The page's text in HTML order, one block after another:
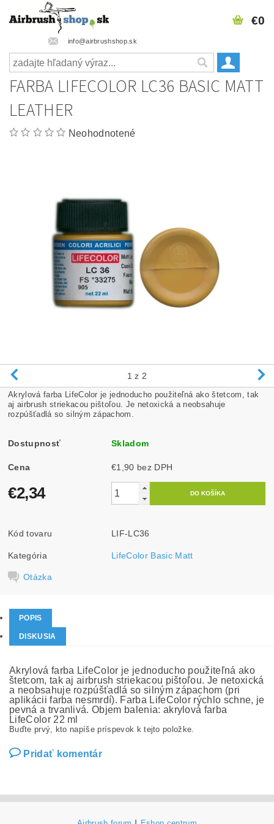
info@airbrushshop.sk
€0
FARBA LIFECOLOR LC36 BASIC MATT
LEATHER
Neohodnotené
1 z 2
Akrylová farba LifeColor je jednoducho použiteľná ako štetcom, tak
aj airbrush striekacou pištoľou. Je netoxická a neobsahuje
rozpúšťadlá so silným zápachom.
Dostupnosť Skladom
Cena €1,90 bez DPH
€2,34
Kód tovaru LIF-LC36
Kategória LifeColor Basic Matt
Otázka
POPIS
DISKUSIA
Akrylová farba LifeColor je jednoducho použiteľná ako
štetcom, tak aj airbrush striekacou pištoľou. Je netoxická
a neobsahuje rozpúšťadlá so silným zápachom (pri
aplikácii farba nesmrdí). Farba LifeColor rýchlo schne, je
pevná a trvanlivá. Objem balenia: akrylová farba
LifeColor 22 ml
Buďte prvý, kto napíše príspevok k tejto položke.
Pridať komentár